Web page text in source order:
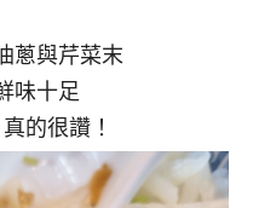
蔥與芹菜末
味十足
的很讚！